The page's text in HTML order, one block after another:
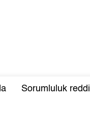
Sorumluluk reddi